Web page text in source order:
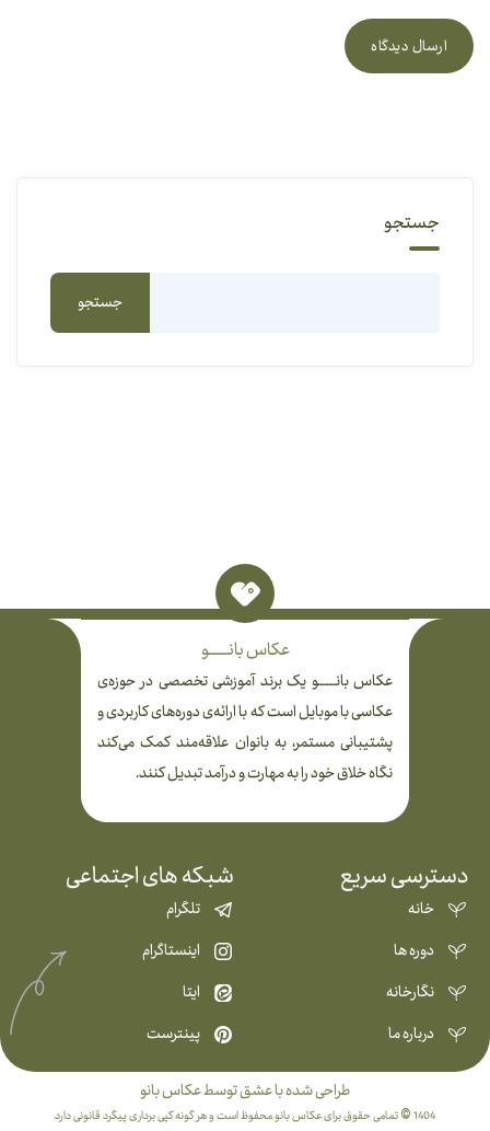
ارسال دیدگاه
جستجو
جستجو
عکاس بانـــــــــو
عکاس بانــــــــو یک برند آموزشی تخصصی در حوزه‌ی
عکاسی با موبایل است که با ارائه‌ی دوره‌های کاربردی و
پشتیبانی مستمر، به بانوان علاقه‌مند کمک می‌کند
نگاه خلاق خود را به مهارت و درآمد تبدیل کنند.
دسترسی سریع
خانه
دوره ها
نگارخانه
درباره ما
شبکه های اجتماعی
تلگرام
اینستاگرام
ایتا
پینترست
1404 © تمامی حقوق برای عکاس بانو محفوظ است و هر گونه کپی برداری پیگرد قانونی دارد
طراحی شده با عشق توسط عکاس بانو